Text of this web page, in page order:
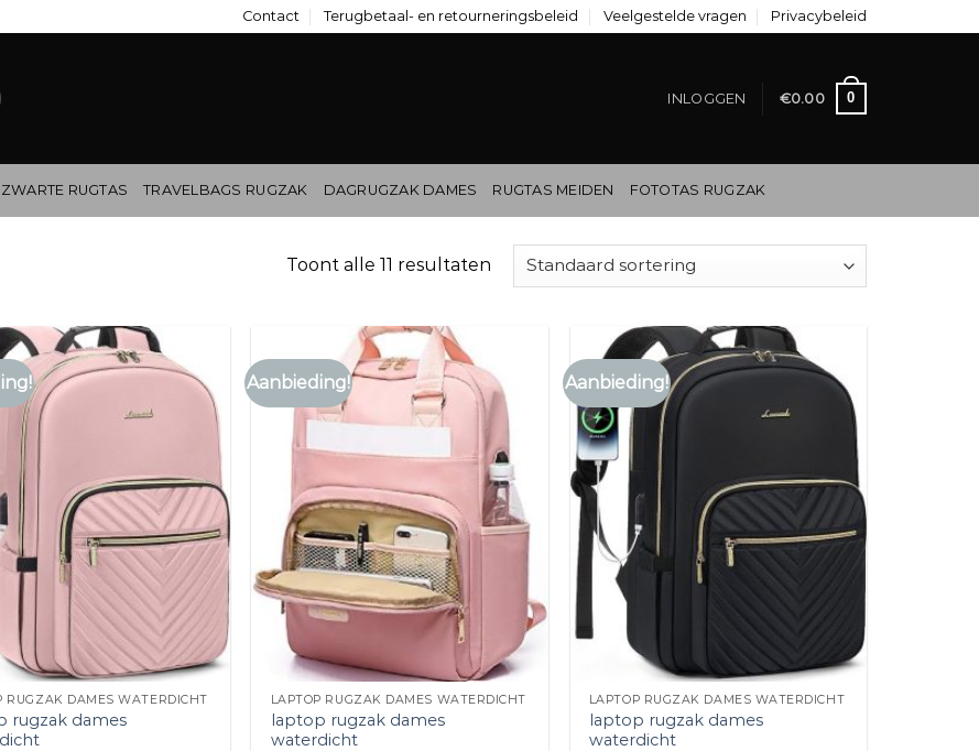
Contact Terugbetaal- en retourneringsbeleid Veelgestelde vragen Privacybeleid
INLOGGEN €0.00 0
ZWARTE RUGTAS TRAVELBAGS RUGZAK DAGRUGZAK DAMES RUGTAS MEIDEN FOTOTAS RUGZAK
Toont alle 11 resultaten
RUGZAK DAMES WATERDICHT
rugzak dames
Aanbieding!
LAPTOP RUGZAK DAMES WATERDICHT
laptop rugzak dames
waterdicht
Aanbieding!
LAPTOP RUGZAK DAMES WATERDICHT
laptop rugzak dames
waterdicht